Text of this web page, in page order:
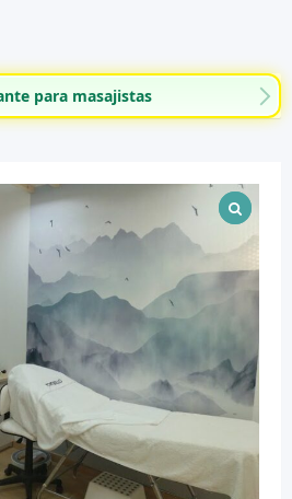
para masajistas